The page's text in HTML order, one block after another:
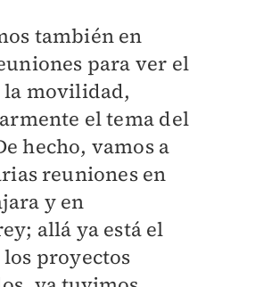
también en
para ver el
la movilidad,
el tema del
hecho, vamos a
reuniones en
y en
allá ya está el
proyectos